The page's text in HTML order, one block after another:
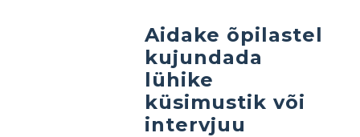
Aidake õpilastel
kujundada
lühike
küsimustik või
intervjuu